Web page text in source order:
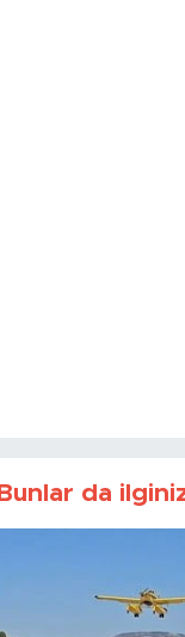
Bunlar da